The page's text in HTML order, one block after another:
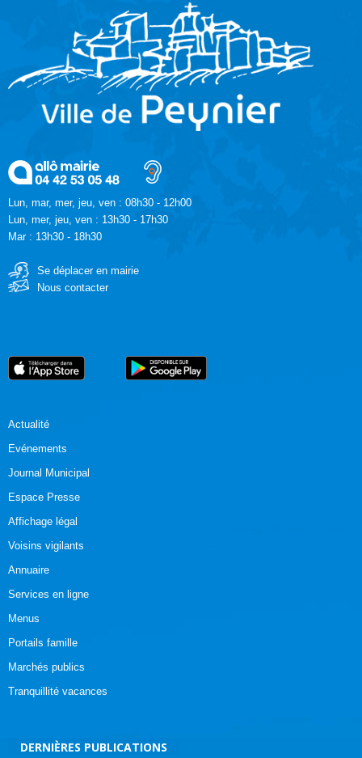
Lun, mar, mer, jeu, ven : 08h30 - 12h00
Lun, mer, jeu, ven : 13h30 - 17h30
Mar : 13h30 - 18h30
Se déplacer en mairie
Nous contacter
Actualité
Evénements
Journal Municipal
Espace Presse
Affichage légal
Voisins vigilants
Annuaire
Services en ligne
Menus
Portails famille
Marchés publics
Tranquillité vacances
DERNIÈRES PUBLICATIONS